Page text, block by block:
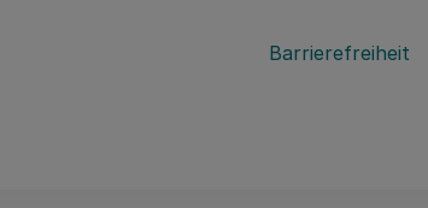
Barrierefreiheit